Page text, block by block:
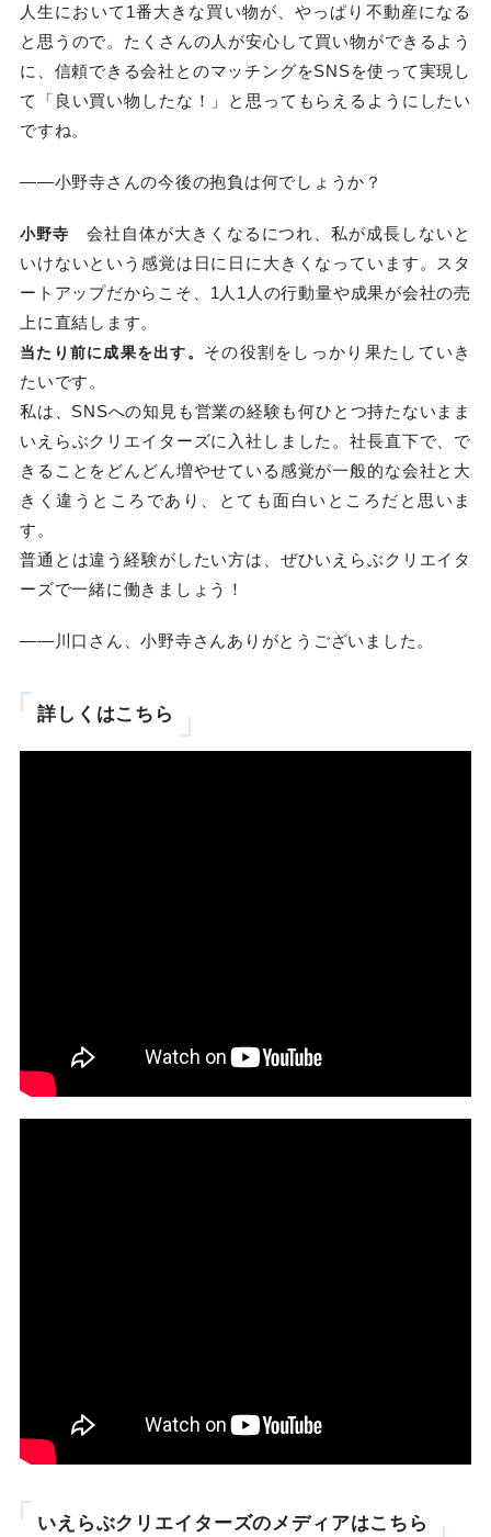
人生において1番大きな買い物が、やっぱり不動産になる
と思うので。たくさんの人が安心して買い物ができるよう
に、信頼できる会社とのマッチングをSNSを使って実現し
て「良い買い物したな！」と思ってもらえるようにしたい
ですね。
——小野寺さんの今後の抱負は何でしょうか？
小野寺 会社自体が大きくなるにつれ、私が成長しないと
いけないという感覚は日に日に大きくなっています。スタ
ートアップだからこそ、1人1人の行動量や成果が会社の売
上に直結します。
当たり前に成果を出す。 その役割をしっかり果たしていき
たいです。
私は、SNSへの知見も営業の経験も何ひとつ持たないまま
いえらぶクリエイターズに入社しました。社長直下で、で
きることをどんどん増やせている感覚が一般的な会社と大
きく違うところであり、とても面白いところだと思いま
す。
普通とは違う経験がしたい方は、ぜひいえらぶクリエイタ
ーズで一緒に働きましょう！
——川口さん、小野寺さんありがとうございました。
詳しくはこちら
いえらぶクリエイターズのメディアはこちら